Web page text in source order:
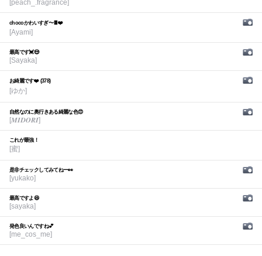
[peach_.fragrance]
chocoかわいすぎ〜🍫❤️
[Ayami]
最高です💓😍
[Sayaka]
お綺麗です❤️ (378)
[ゆか]
自然なのに奥行きある綺麗な色😍
[𝑴𝑰𝑫𝑶𝑹𝑰]
これが最強！
[蜜]
是非チェックしてみてねー👀
[yukako]
最高ですよ😆
[sayaka]
発色良いんですね💕︎
[me_cos_me]